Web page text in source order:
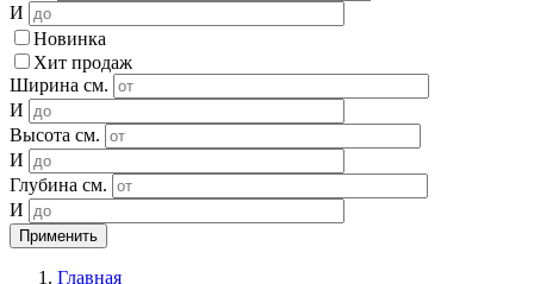
И
Новинка
Хит продаж
Ширина см.
И
Высота см.
И
Глубина см.
И
Применить
Главная